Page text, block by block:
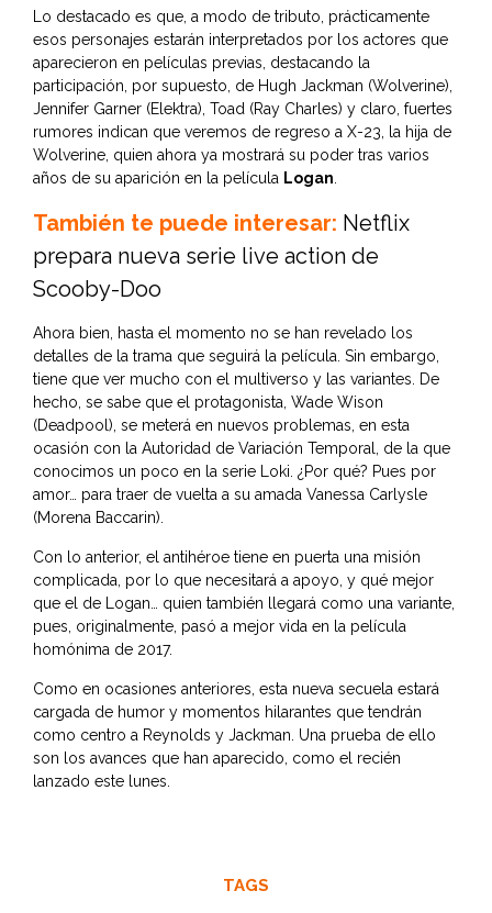
Lo destacado es que, a modo de tributo, prácticamente
esos personajes estarán interpretados por los actores que
aparecieron en películas previas, destacando la
participación, por supuesto, de Hugh Jackman (Wolverine),
Jennifer Garner (Elektra), Toad (Ray Charles) y claro, fuertes
rumores indican que veremos de regreso a X-23, la hija de
Wolverine, quien ahora ya mostrará su poder tras varios
años de su aparición en la película Logan.
También te puede interesar: Netflix
prepara nueva serie live action de
Scooby-Doo
Ahora bien, hasta el momento no se han revelado los
detalles de la trama que seguirá la película. Sin embargo,
tiene que ver mucho con el multiverso y las variantes. De
hecho, se sabe que el protagonista, Wade Wison
(Deadpool), se meterá en nuevos problemas, en esta
ocasión con la Autoridad de Variación Temporal, de la que
conocimos un poco en la serie Loki. ¿Por qué? Pues por
amor… para traer de vuelta a su amada Vanessa Carlysle
(Morena Baccarin).
Con lo anterior, el antihéroe tiene en puerta una misión
complicada, por lo que necesitará a apoyo, y qué mejor
que el de Logan… quien también llegará como una variante,
pues, originalmente, pasó a mejor vida en la película
homónima de 2017.
Como en ocasiones anteriores, esta nueva secuela estará
cargada de humor y momentos hilarantes que tendrán
como centro a Reynolds y Jackman. Una prueba de ello
son los avances que han aparecido, como el recién
lanzado este lunes.
TAGS